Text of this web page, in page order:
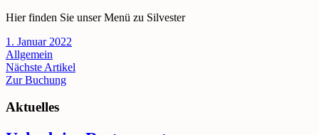
Hier finden Sie unser Menü zu Silvester
1. Januar 2022
Allgemein
Nächste Artikel
Zur Buchung
Aktuelles